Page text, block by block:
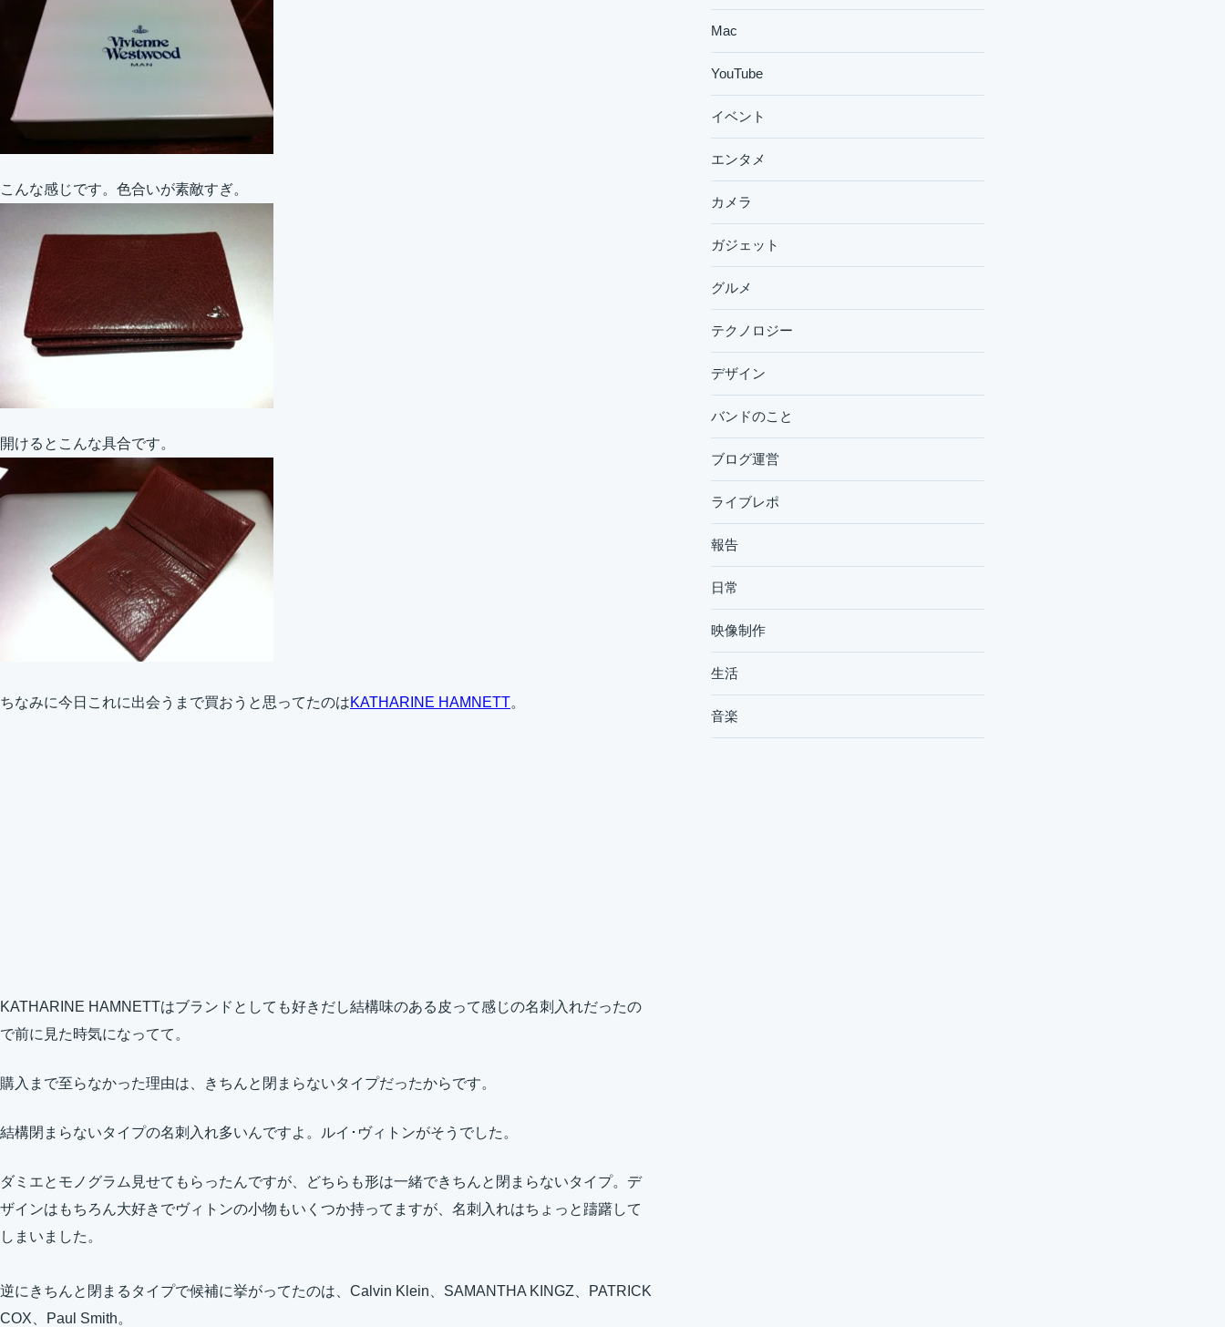
こんな感じです。色合いが素敵すぎ。
開けるとこんな具合です。
ちなみに今日これに出会うまで買おうと思ってたのはKATHARINE HAMNETT。
KATHARINE HAMNETTはブランドとしても好きだし結構味のある皮って感じの名刺入れだったの
で前に見た時気になってて。
購入まで至らなかった理由は、きちんと閉まらないタイプだったからです。
結構閉まらないタイプの名刺入れ多いんですよ。ルイ･ヴィトンがそうでした。
ダミエとモノグラム見せてもらったんですが、どちらも形は一緒できちんと閉まらないタイプ。デ
ザインはもちろん大好きでヴィトンの小物もいくつか持ってますが、名刺入れはちょっと躊躇して
しまいました。
逆にきちんと閉まるタイプで候補に挙がってたのは、Calvin Klein、SAMANTHA KINGZ、PATRICK
COX、Paul Smith。
Mac
YouTube
イベント
エンタメ
カメラ
ガジェット
グルメ
テクノロジー
デザイン
バンドのこと
ブログ運営
ライブレポ
報告
日常
映像制作
生活
音楽